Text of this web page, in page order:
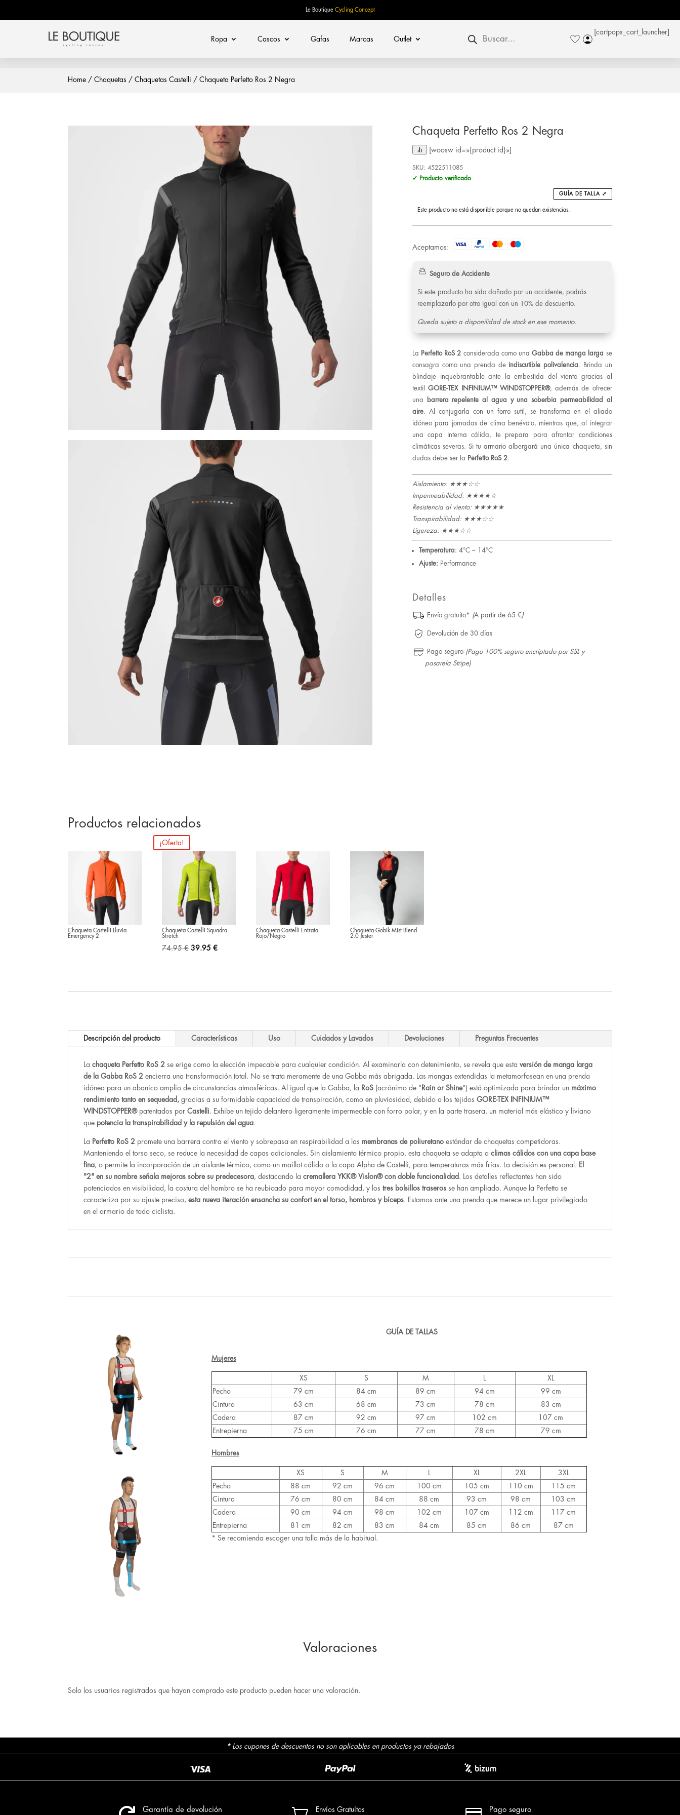
Le Boutique Cycling Concept
Ropa Cascos Gafas Marcas Outlet
productos
[cartpops_cart_launcher]
Home /Chaquetas /Chaquetas Castelli / Chaqueta Perfetto Ros 2 Negra
Chaqueta Perfetto Ros 2 Negra
[woosw id=»{product id}»]
SKU: 4522511085
✓ Producto verificado
GUÍA DE TALLA ⤢
Este producto no está disponible porque no quedan existencias.
Aceptamos:
Seguro de Accidente
Si este producto ha sido dañado por un accidente, podrás
reemplazarlo por otro igual con un 10% de descuento.
Queda sujeto a disponilidad de stock en ese momento.
La Perfetto RoS 2 considerada como unaGabba de manga larga se
consagra como una prenda de indiscutible polivalencia. Brinda un
blindaje inquebrantable ante la embestida del viento gracias al
textilGORE-TEX INFINIUM™ WINDSTOPPER®, además de ofrecer
una
barrera repelente al agua y una soberbia permeabilidad al
aire. Al conjugarla con un forro sutil, se transforma en el aliado
idóneo para jornadas de clima benévolo, mientras que, al integrar
una capa interna cálida, te prepara para afrontar condiciones
climáticas severas. Si tu armario albergará una única chaqueta, sin
dudas debe ser la Perfetto RoS 2.
Aislamiento: ★★★☆☆
Impermeabilidad: ★★★★☆
Resistencia al viento: ★★★★★
Transpirabilidad: ★★★☆☆
Ligereza: ★★★☆☆
Temperatura: 4°C – 14°C
Ajuste: Performance
Detalles
Envío gratuito* (A partir de 65 €)
Devolución de 30 días
Pago seguro (Pago 100% seguro encriptado por SSL y
pasarela Stripe)
Productos relacionados
Chaqueta Castelli Lluvia
Emergency 2
¡Oferta!
Chaqueta Castelli Squadra
Stretch
74.95 € El
39.95 €El
Chaqueta Castelli Entrata
Rojo/Negro
Chaqueta Gobik Mist Blend
2.0 Jester
Descripción del producto Características Uso Cuidados y Lavados Devoluciones Preguntas Frecuentes
Lachaqueta Perfetto RoS 2 se erige como la elección impecable para cualquier condición. Al examinarla con detenimiento, se revela que estaversión de manga larga
de la Gabba RoS 2 encierra una transformación total. No se trata meramente de una Gabba más abrigada. Las mangas extendidas la metamorfosean en una prenda
idónea para un abanico amplio de circunstancias atmosféricas. Al igual que la Gabba, la RoS (acrónimo de " Rain or Shine") está optimizada para brindar un máximo
rendimiento tanto en sequedad, gracias a su formidable capacidad de transpiración, como en pluviosidad, debido a los tejidosGORE-TEX INFINIUM™
WINDSTOPPER®patentados porCastelli
. Exhibe un tejido delantero ligeramente impermeable con forro polar, y en la parte trasera, un material más elástico y liviano
que potencia la transpirabilidad y la repulsión del agua
La Perfetto RoS 2 promete una barrera contra el viento y sobrepasa en respirabilidad a las membranas de poliuretano estándar de chaquetas competidoras.
Manteniendo el torso seco, se reduce la necesidad de capas adicionales. Sin aislamiento térmico propio, esta chaqueta se adapta aclimas cálidos con una capa base
fina , o permite la incorporación de un aislante térmico, como un maillot cálido o la capa Alpha de Castelli, para temperaturas más frías. La decisión es personal.
El
"2" en su nombre señala mejoras sobre su predecesora , destacando lacremallera YKK® Vislon® con doble funcionalidad
. Los detalles reflectantes han sido
potenciados en visibilidad, la costura del hombro se ha reubicado para mayor comodidad, y lostres bolsillos traseros se han ampliado. Aunque la Perfetto se
caracteriza por su ajuste preciso,esta nueva iteración ensancha su confort en el torso, hombros y bíceps . Estamos ante una prenda que merece un lugar privilegiado
en el armario de todo ciclista.
GUÍA DE TALLAS
Mujeres
XS S M
XL
Pecho
79 cm 84 cm 89 cm 94 cm
99 cm
Cintura
63 cm 68 cm 73 cm 78 cm
83 cm
Cadera
87 cm 92 cm 97 cm 102 cm
107 cm
Entrepierna
75 cm 76 cm 77 cm 78 cm 79 cm
Hombres
XS S M XL 2XL
3XL
Pecho
88 cm 92 cm 96 cm 100 cm 105 cm 110 cm
115 cm
Cintura
76 cm 80 cm 84 cm 88 cm 93 cm 98 cm
103 cm
Cadera
90 cm 94 cm 98 cm 102 cm 107 cm 112 cm
117 cm
Entrepierna
81 cm 82 cm 83 cm 84 cm 85 cm 86 cm
87 cm
* Se recomienda escoger una talla más de la habitual.
Valoraciones
Solo los usuarios registrados que hayan comprado este producto pueden hacer una valoración.
* Los cupones de descuentos no son aplicables en productos ya rebajados
Garantía de devolución Envíos Gratuítos Pago seguro